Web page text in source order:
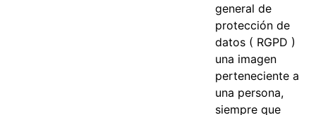
general de
protección de
datos ( RGPD )
una imagen
perteneciente a
una persona,
siempre que